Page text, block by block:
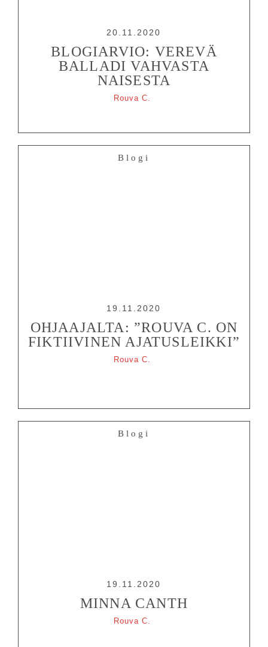
20.11.2020
BLOGIARVIO: VEREVÄ
BALLADI VAHVASTA
NAISESTA
Rouva C.
Blogi
19.11.2020
OHJAAJALTA: ”ROUVA C. ON
FIKTIIVINEN AJATUSLEIKKI”
Rouva C.
Blogi
19.11.2020
MINNA CANTH
Rouva C.